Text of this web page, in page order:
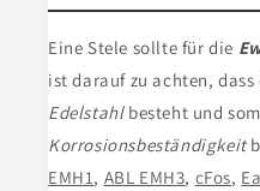
Eine Stele sollte für die
ist darauf zu achten,
Edelstahlbesteht und
Korrosionsbeständigkeit
EMH1, ABL EMH3, cFos,